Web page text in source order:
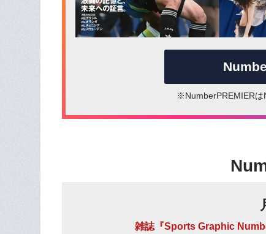
※NumberPREMIERは
雑誌『Sports Graphic